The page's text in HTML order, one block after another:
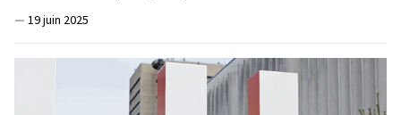
— 19 juin 2025